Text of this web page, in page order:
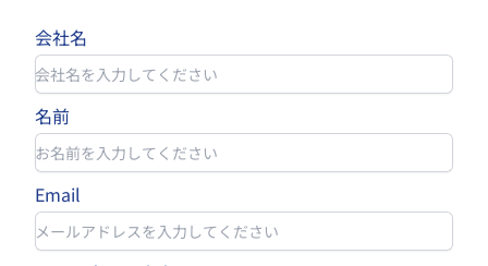
会社名
名前
Email